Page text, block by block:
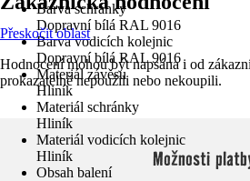
Barva schránky
Dopravní bílá RAL 9016
Barva vodicích kolejnic
Dopravní bílá RAL 9016
Materiál závěsu
Hliník
Materiál schránky
Hliník
Materiál vodicích kolejnic
Hliník
Obsah balení
Přeskočit oblast
Hodnocení mohou být napsána i od
prokazatelně nepoužili nebo nekoupili.
Možnosti